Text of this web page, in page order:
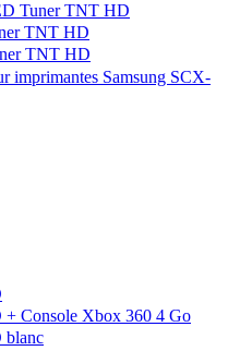
Tuner TNT HD
TNT HD
TNT HD
imprimantes Samsung SCX-
Console Xbox 360 4 Go
blanc